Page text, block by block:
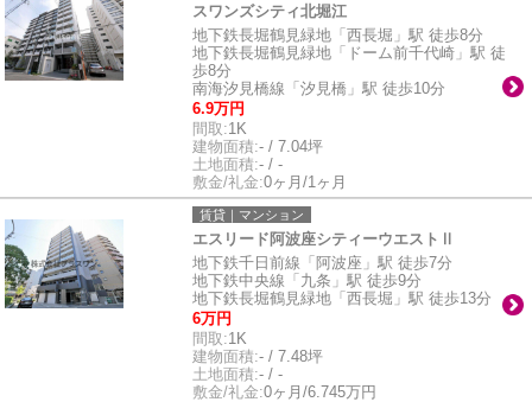
スワンズシティ北堀江
地下鉄長堀鶴見緑地「西長堀」駅 徒歩8分
地下鉄長堀鶴見緑地「ドーム前千代崎」駅 徒
歩8分
南海汐見橋線「汐見橋」駅 徒歩10分
6.9万円
間取:1K
建物面積:- / 7.04坪
土地面積:- / -
敷金/礼金:0ヶ月/1ヶ月
賃貸｜マンション
エスリード阿波座シティーウエストⅡ
地下鉄千日前線「阿波座」駅 徒歩7分
地下鉄中央線「九条」駅 徒歩9分
地下鉄長堀鶴見緑地「西長堀」駅 徒歩13分
6万円
間取:1K
建物面積:- / 7.48坪
土地面積:- / -
敷金/礼金:0ヶ月/6.745万円